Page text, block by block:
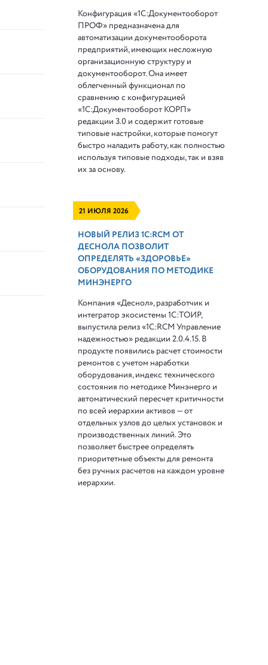
Конфигурация «1С:Документооборот
ПРОФ» предназначена для
автоматизации документооборота
предприятий, имеющих несложную
организационную структуру и
документооборот. Она имеет
облегченный функционал по
сравнению с конфигурацией
«1С:Документооборот КОРП»
редакции 3.0 и содержит готовые
типовые настройки, которые помогут
быстро наладить работу, как полностью
используя типовые подходы, так и взяв
их за основу.
21 ИЮЛЯ 2026
НОВЫЙ РЕЛИЗ 1С:RCM ОТ
ДЕСНОЛА ПОЗВОЛИТ
ОПРЕДЕЛЯТЬ «ЗДОРОВЬЕ»
ОБОРУДОВАНИЯ ПО МЕТОДИКЕ
МИНЭНЕРГО
Компания «Деснол», разработчик и
интегратор экосистемы 1С:ТОИР,
выпустила релиз «1С:RCM Управление
надежностью» редакции 2.0.4.15. В
продукте появились расчет стоимости
ремонтов с учетом наработки
оборудования, индекс технического
состояния по методике Минэнерго и
автоматический пересчет критичности
по всей иерархии активов — от
отдельных узлов до целых установок и
производственных линий. Это
позволяет быстрее определять
приоритетные объекты для ремонта
без ручных расчетов на каждом уровне
иерархии.